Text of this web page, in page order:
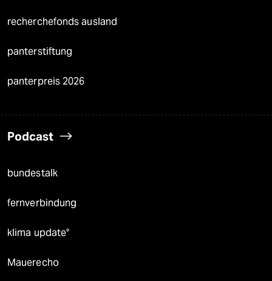
recherchefonds ausland
panterstiftung
panterpreis 2026
Podcast
bundestalk
fernverbindung
klima update°
Mauerecho